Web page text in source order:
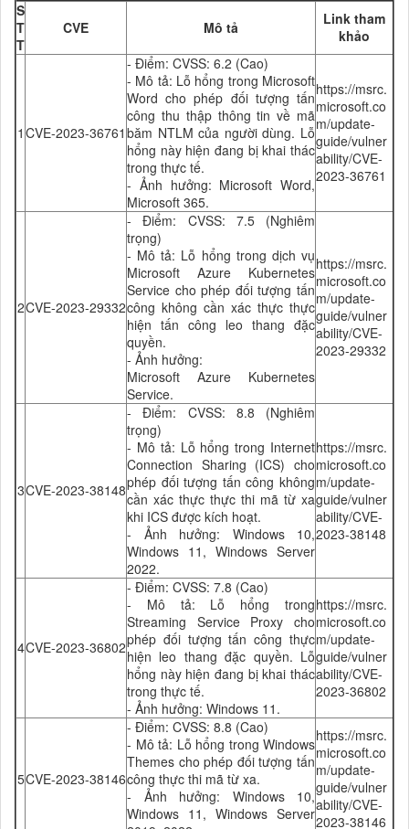
S
T
T
CVE Mô tả
Link tham
khảo
1 CVE-2023-36761
- Điểm: CVSS: 6.2 (Cao)
- Mô tả: Lỗ hổng trong Microsoft
Word cho phép đối tượng tấn
công thu thập thông tin về mã
băm NTLM của người dùng. Lỗ
hổng này hiện đang bị khai thác
trong thực tế.
- Ảnh hưởng: Microsoft Word,
Microsoft 365.
https://msrc.
microsoft.co
m/update-
guide/vulner
ability/CVE-
2023-36761
2CVE-2023-29332
- Điểm: CVSS: 7.5 (Nghiêm
trọng)
- Mô tả: Lỗ hổng trong dịch vụ
Microsoft Azure Kubernetes
Service cho phép đối tượng tấn
công không cần xác thực thực
hiện tấn công leo thang đặc
quyền.
- Ảnh hưởng:
Microsoft Azure Kubernetes
Service.
https://msrc.
microsoft.co
m/update-
guide/vulner
ability/CVE-
2023-29332
3CVE-2023-38148
- Điểm: CVSS: 8.8 (Nghiêm
trọng)
- Mô tả: Lỗ hổng trong Internet
Connection Sharing (ICS) cho
phép đối tượng tấn công không
cần xác thực thực thi mã từ xa
khi ICS được kích hoạt.
- Ảnh hưởng: Windows 10,
Windows 11, Windows Server
2022.
https://msrc.
microsoft.co
m/update-
guide/vulner
ability/CVE-
2023-38148
4CVE-2023-36802
- Điểm: CVSS: 7.8 (Cao)
- Mô tả: Lỗ hổng trong
Streaming Service Proxy cho
phép đối tượng tấn công thực
hiện leo thang đặc quyền. Lỗ
hổng này hiện đang bị khai thác
trong thực tế.
- Ảnh hưởng: Windows 11.
https://msrc.
microsoft.co
m/update-
guide/vulner
ability/CVE-
2023-36802
5CVE-2023-38146
- Điểm: CVSS: 8.8 (Cao)
- Mô tả: Lỗ hổng trong Windows
Themes cho phép đối tượng tấn
công thực thi mã từ xa.
- Ảnh hưởng: Windows 10,
Windows 11, Windows Server
https://msrc.
microsoft.co
m/update-
guide/vulner
ability/CVE-
2023-38146